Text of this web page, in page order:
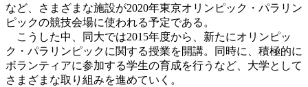
など、さまざまな施設が2020年東京オリンピック・パラリン
ピックの競技会場に使われる予定である。
こうした中、同大では2015年度から、新たにオリンピッ
ク・パラリンピックに関する授業を開講。同時に、積極的に
ボランティアに参加する学生の育成を行うなど、大学として
さまざまな取り組みを進めていく。